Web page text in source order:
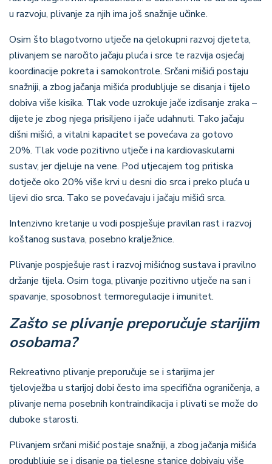
u razvoju, plivanje za njih ima još snažnije učinke.
Osim što blagotvorno utječe na cjelokupni razvoj djeteta,
plivanjem se naročito jačaju pluća i srce te razvija osjećaj
koordinacije pokreta i samokontrole. Srčani mišići postaju
snažniji, a zbog jačanja mišića produbljuje se disanja i tijelo
dobiva više kisika. Tlak vode uzrokuje jače izdisanje zraka –
dijete je zbog njega prisiljeno i jače udahnuti. Tako jačaju
dišni mišići, a vitalni kapacitet se povećava za gotovo
20%. Tlak vode pozitivno utječe i na kardiovaskularni
sustav, jer djeluje na vene. Pod utjecajem tog pritiska
dotječe oko 20% više krvi u desni dio srca i preko pluća u
lijevi dio srca. Tako se povećavaju i jačaju mišići srca.
Intenzivno kretanje u vodi pospješuje pravilan rast i razvoj
koštanog sustava, posebno kralježnice.
Plivanje pospješuje rast i razvoj mišićnog sustava i pravilno
držanje tijela. Osim toga, plivanje pozitivno utječe na san i
spavanje, sposobnost termoregulacije i imunitet.
Zašto se plivanje preporučuje starijim
osobama?
Rekreativno plivanje preporučuje se i starijima jer
tjelovježba u starijoj dobi često ima specifična ograničenja, a
plivanje nema posebnih kontraindikacija i plivati se može do
duboke starosti.
Plivanjem srčani mišić postaje snažniji, a zbog jačanja mišića
produbljuje se i disanje pa tjelesne stanice dobivaju više